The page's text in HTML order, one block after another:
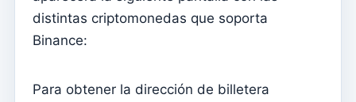
distintas criptomonedas que soporta
Binance:
Para obtener la dirección de billetera